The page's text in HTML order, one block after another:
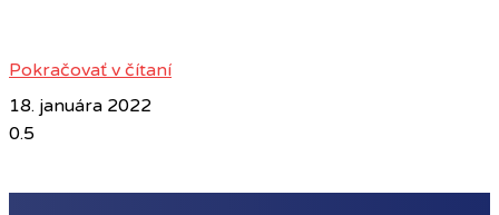
Pokračovať v čítaní
18. januára 2022